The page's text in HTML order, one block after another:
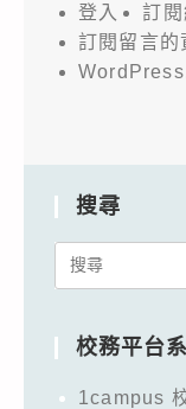
登入
訂
訂閱留言的
搜尋
Search
校務平台
1campus